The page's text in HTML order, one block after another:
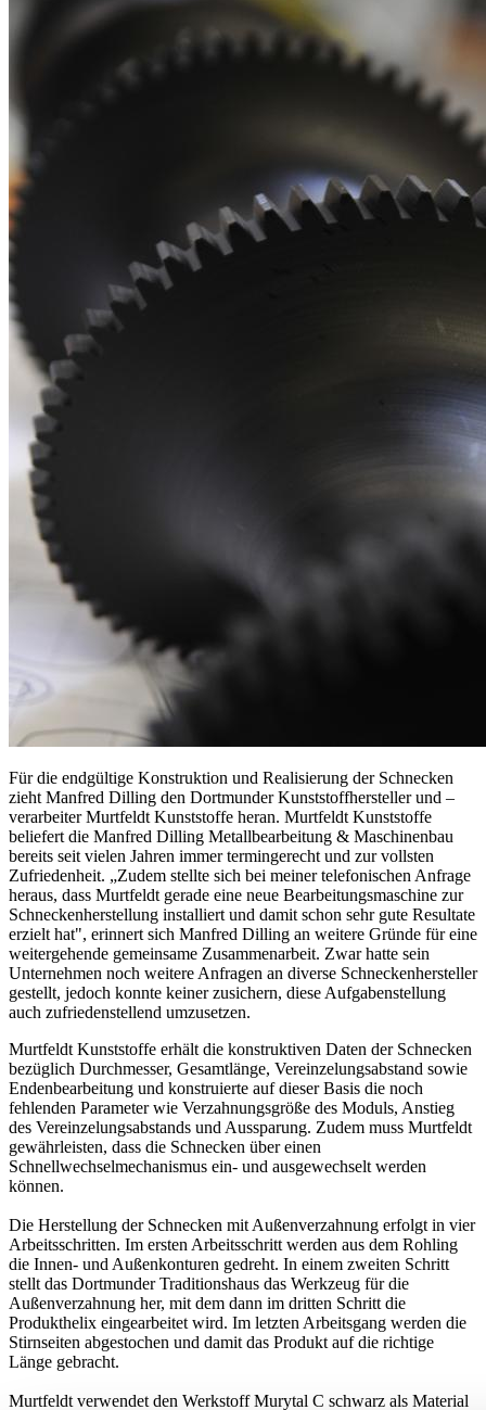
Für die endgültige Konstruktion und Realisierung der Schnecken
zieht Manfred Dilling den Dortmunder Kunststoffhersteller und –
verarbeiter Murtfeldt Kunststoffe heran. Murtfeldt Kunststoffe
beliefert die Manfred Dilling Metallbearbeitung & Maschinenbau
bereits seit vielen Jahren immer termingerecht und zur vollsten
Zufriedenheit. „Zudem stellte sich bei meiner telefonischen Anfrage
heraus, dass Murtfeldt gerade eine neue Bearbeitungsmaschine zur
Schneckenherstellung installiert und damit schon sehr gute Resultate
erzielt hat", erinnert sich Manfred Dilling an weitere Gründe für eine
weitergehende gemeinsame Zusammenarbeit. Zwar hatte sein
Unternehmen noch weitere Anfragen an diverse Schneckenhersteller
gestellt, jedoch konnte keiner zusichern, diese Aufgabenstellung
auch zufriedenstellend umzusetzen.
Murtfeldt Kunststoffe erhält die konstruktiven Daten der Schnecken
bezüglich Durchmesser, Gesamtlänge, Vereinzelungsabstand sowie
Endenbearbeitung und konstruierte auf dieser Basis die noch
fehlenden Parameter wie Verzahnungsgröße des Moduls, Anstieg
des Vereinzelungsabstands und Aussparung. Zudem muss Murtfeldt
gewährleisten, dass die Schnecken über einen
Schnellwechselmechanismus ein- und ausgewechselt werden
können.
Die Herstellung der Schnecken mit Außenverzahnung erfolgt in vier
Arbeitsschritten. Im ersten Arbeitsschritt werden aus dem Rohling
die Innen- und Außenkonturen gedreht. In einem zweiten Schritt
stellt das Dortmunder Traditionshaus das Werkzeug für die
Außenverzahnung her, mit dem dann im dritten Schritt die
Produkthelix eingearbeitet wird. Im letzten Arbeitsgang werden die
Stirnseiten abgestochen und damit das Produkt auf die richtige
Länge gebracht.
Murtfeldt verwendet den Werkstoff Murytal C schwarz als Material